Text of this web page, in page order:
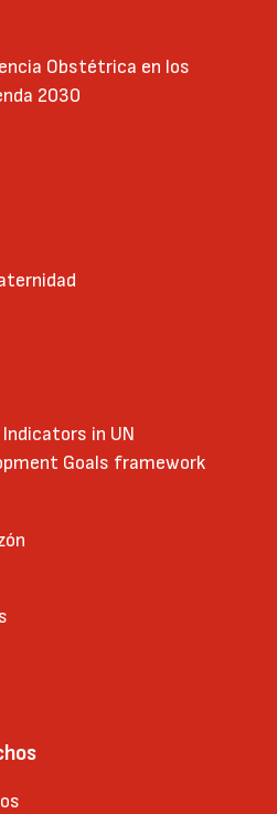
Obstétrica en los
2030
in UN
Goals framework